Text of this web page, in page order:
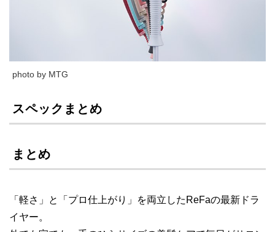
photo by MTG
スペックまとめ
まとめ
「軽さ」と「プロ仕上がり」を両立したReFaの最新ドラ
イヤー。